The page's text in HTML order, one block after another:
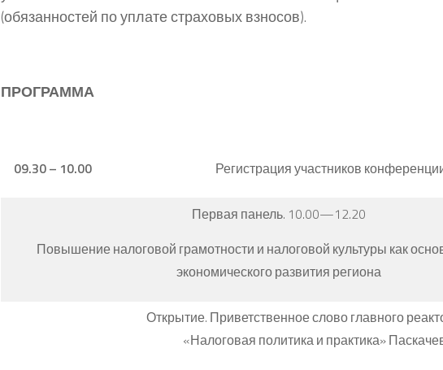
(обязанностей по уплате страховых взносов).
ПРОГРАММА
09.30 – 10.00 Регистрация участников
Первая панель. 10.00—12.20
Повышение налоговой грамотности и налоговой культуры как
экономического развития региона
Открытие. Приветственное слово главного
«Налоговая политика и практика»